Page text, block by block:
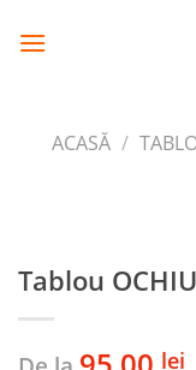
ACASĂ /
Tablou
lei